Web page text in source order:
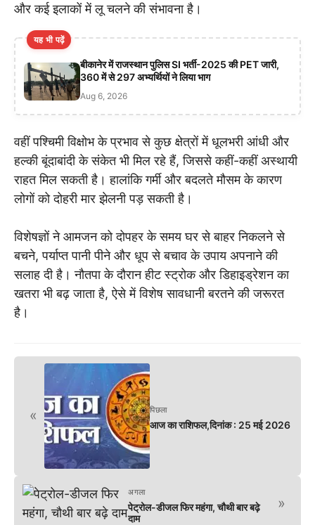
और कई इलाकों में लू चलने की संभावना है।
यह भी पढ़ें
बीकानेर में राजस्थान पुलिस SI भर्ती-2025 की PET जारी,
360 में से 297 अभ्यर्थियों ने लिया भाग
Aug 6, 2026
वहीं पश्चिमी विक्षोभ के प्रभाव से कुछ क्षेत्रों में धूलभरी आंधी और
हल्की बूंदाबांदी के संकेत भी मिल रहे हैं, जिससे कहीं-कहीं अस्थायी
राहत मिल सकती है। हालांकि गर्मी और बदलते मौसम के कारण
लोगों को दोहरी मार झेलनी पड़ सकती है।
विशेषज्ञों ने आमजन को दोपहर के समय घर से बाहर निकलने से
बचने, पर्याप्त पानी पीने और धूप से बचाव के उपाय अपनाने की
सलाह दी है। नौतपा के दौरान हीट स्ट्रोक और डिहाइड्रेशन का
खतरा भी बढ़ जाता है, ऐसे में विशेष सावधानी बरतने की जरूरत
है।
« पिछला
आज का राशिफल,दिनांक : 25 मई 2026
अगला
पेट्रोल-डीजल फिर महंगा, चौथी बार बढ़े
दाम
»